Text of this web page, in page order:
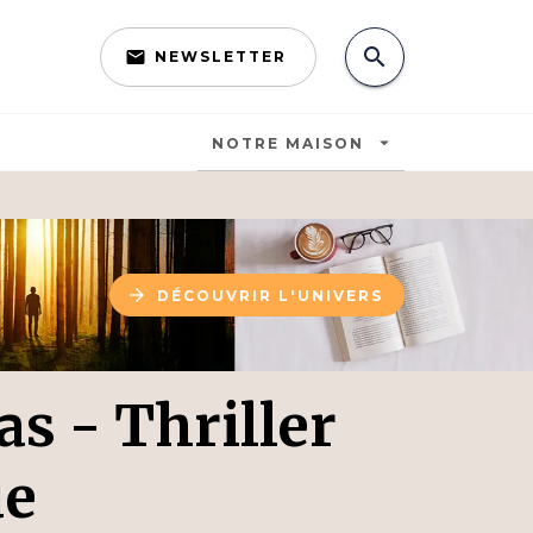
email NEWSLETTER search
NOTRE MAISON arrow_drop_down
arrow_forward DÉCOUVRIR L'UNIVERS
- Thriller